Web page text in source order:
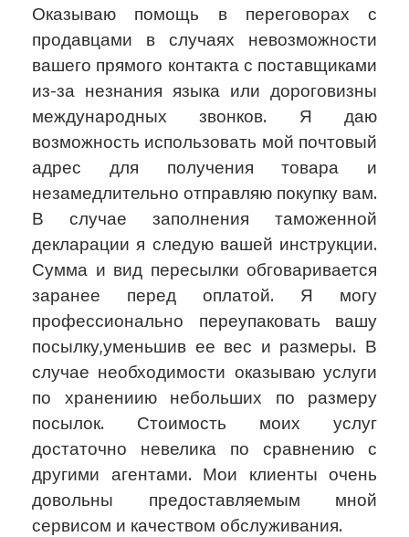
Оказываю помощь в переговорах с
продавцами в случаях невозможности
вашего прямого контакта с поставщиками
из-за незнания языка или дороговизны
международных звонков. Я даю
возможность использовать мой почтовый
адрес для получения товара и
незамедлительно отправляю покупку вам.
В случае заполнения таможенной
декларации я следую вашей инструкции.
Сумма и вид пересылки обговаривается
заранее перед оплатой. Я могу
профессионально переупаковать вашу
посылку,уменьшив ее вес и размеры. В
случае необходимости оказываю услуги
по хранениию небольших по размеру
посылок. Стоимость моих услуг
достаточно невелика по сравнению с
другими агентами. Мои клиенты очень
довольны предоставляемым мной
сервисом и качеством обслуживания.